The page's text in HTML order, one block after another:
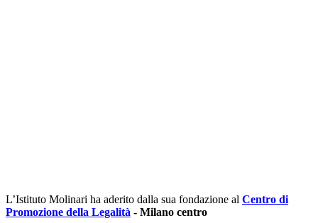
L’Istituto Molinari ha aderito dalla sua fondazione al Centro di
Promozione della Legalità - Milano centro